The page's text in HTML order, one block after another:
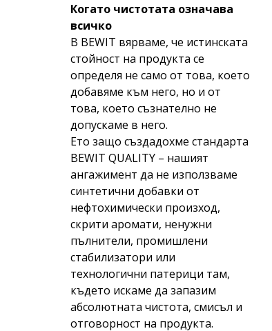
Когато чистотата означава
всичко
В BEWIT вярваме, че истинската
стойност на продукта се
определя не само от това, което
добавяме към него, но и от
това, което съзнателно не
допускаме в него.
Ето защо създадохме стандарта
BEWIT QUALITY – нашият
ангажимент да не използваме
синтетични добавки от
нефтохимически произход,
скрити аромати, ненужни
пълнители, промишлени
стабилизатори или
технологични патерици там,
където искаме да запазим
абсолютната чистота, смисъл и
отговорност на продукта.